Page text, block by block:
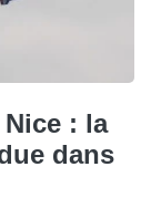
: la
dans